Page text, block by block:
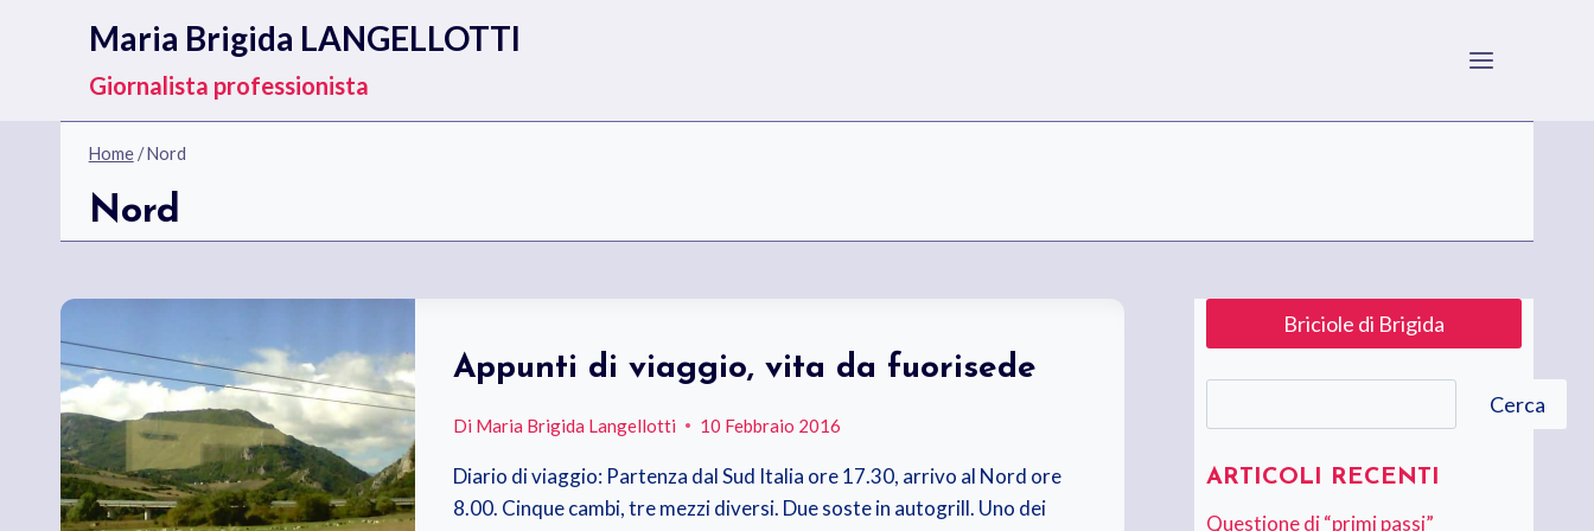
contenuto
Maria Brigida LANGELLOTTI
Giornalista professionista
Home/Nord
Nord
Appunti di viaggio, vita da fuorisede
Di Maria Brigida Langellotti 10 Febbraio 2016
Diario di viaggio: Partenza dal Sud Italia ore 17.30, arrivo al Nord ore
8.00. Cinque cambi, tre mezzi diversi. Due soste in autogrill. Uno dei
Briciole di Brigida
Cerca
ARTICOLI RECENTI
Questione di “primi passi”